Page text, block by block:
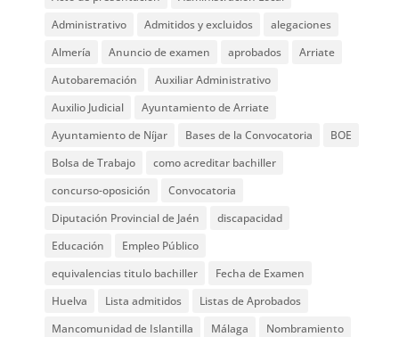
Administrativo
Admitidos y excluidos
alegaciones
Almería
Anuncio de examen aprobados
Arriate
Autobaremación
Auxiliar Administrativo
Auxilio Judicial
Ayuntamiento de Arriate
Ayuntamiento de Níjar
Bases de la Convocatoria
BOE
Bolsa de Trabajo
como acreditar bachiller
concurso-oposición
Convocatoria
Diputación Provincial de Jaén
discapacidad
Educación
Empleo Público
equivalencias titulo bachiller
Fecha de Examen
Huelva
Lista admitidos
Listas de Aprobados
Mancomunidad de Islantilla
Málaga
Nombramiento